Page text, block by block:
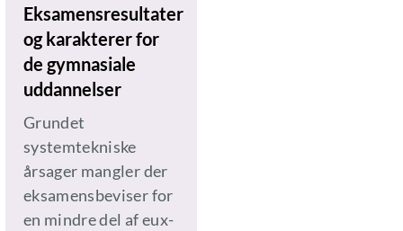
Eksamensresultater
og karakterer for
de gymnasiale
uddannelser
Grundet
systemtekniske
årsager mangler der
eksamensbeviser for
en mindre del af eux-